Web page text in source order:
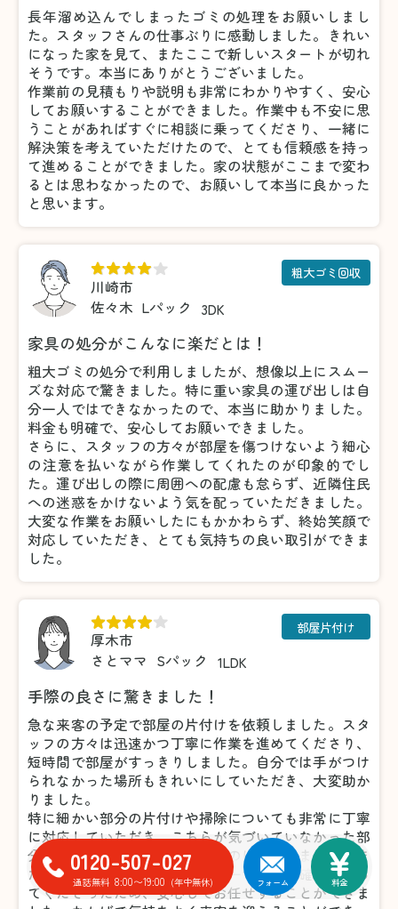
長年溜め込んでしまったゴミの処理をお願いしまし
た。スタッフさんの仕事ぶりに感動しました。きれい
になった家を見て、またここで新しいスタートが切れ
そうです。本当にありがとうございました。
作業前の見積もりや説明も非常にわかりやすく、安心
してお願いすることができました。作業中も不安に思
うことがあればすぐに相談に乗ってくださり、一緒に
解決策を考えていただけたので、とても信頼感を持っ
て進めることができました。家の状態がここまで変わ
るとは思わなかったので、お願いして本当に良かった
と思います。
川崎市
佐々木 Lパック 3DK
粗大ゴミ回収
家具の処分がこんなに楽だとは！
粗大ゴミの処分で利用しましたが、想像以上にスムー
ズな対応で驚きました。特に重い家具の運び出しは自
分一人ではできなかったので、本当に助かりました。
料金も明確で、安心してお願いできました。
さらに、スタッフの方々が部屋を傷つけないよう細心
の注意を払いながら作業してくれたのが印象的でし
た。運び出しの際に周囲への配慮も怠らず、近隣住民
への迷惑をかけないよう気を配っていただきました。
大変な作業をお願いしたにもかかわらず、終始笑顔で
対応していただき、とても気持ちの良い取引ができま
した。
厚木市
さとママ Sパック 1LDK
部屋片付け
手際の良さに驚きました！
急な来客の予定で部屋の片付けを依頼しました。スタ
ッフの方々は迅速かつ丁寧に作業を進めてくださり、
短時間で部屋がすっきりしました。自分では手がつけ
られなかった場所もきれいにしていただき、大変助か
りました。
特に細かい部分の片付けや掃除についても非常に丁寧
に対応していただき、こちらが気づいていなかった部
分まできれいにしてくださったのには驚きました。ま
た、不要品の仕分けについても一つひとつ確認を取っ
てくださったため、安心してお任せすることができま
0120-507-027
通話無料 8:00〜19:00 (年中無休) フォーム 料金